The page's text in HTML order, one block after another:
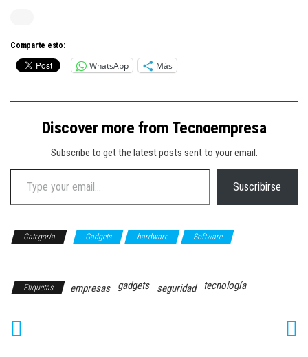
Comparte esto:
WhatsApp Más
Discover more from Tecnoempresa
Subscribe to get the latest posts sent to your email.
Type your email…
Suscribirse
Categoría Gadgets hardware
Software
Etiquetas empresas gadgets seguridad tecnología